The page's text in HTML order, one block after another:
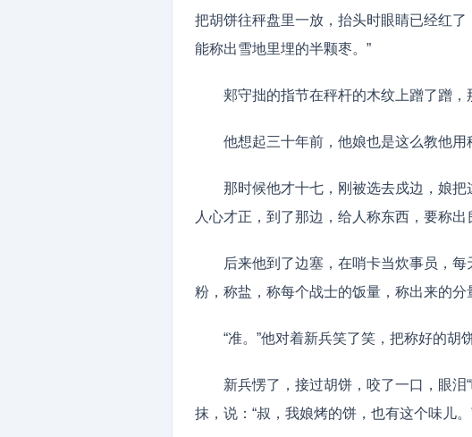
把胡饼往秤盘里一放，抬头时眼睛已经红
能称出雪地里埋的半颗枣。”
郏守拙的指节在秤杆的木纹上蹭了蹭，
他想起三十年前，他娘也是这么教他用
那时候他才十七，刚被选去戍边，娘把
人心才正，到了那边，给人称东西，要称出
后来他到了边塞，在哨卡当炊事员，
粉，称盐，称每个战士的饭量，称出来的分
“准。”他对着新兵笑了笑，把称好的胡
新兵愣了，接过胡饼，咬了一口，眼泪
抹，说：“叔，我娘烤的饼，也有这个味儿。